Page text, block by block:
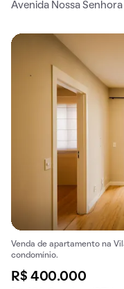
Avenida Nossa Senhora
Venda de apartamento na
condomínio.
R$ 400.000